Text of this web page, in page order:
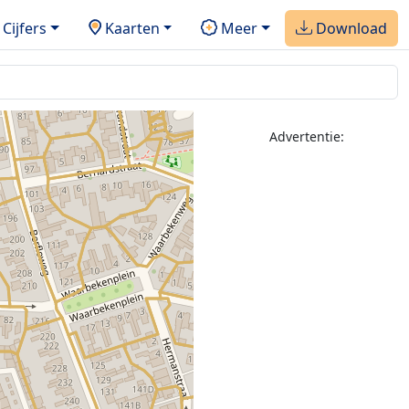
Cijfers Kaarten Meer Download
Advertentie: